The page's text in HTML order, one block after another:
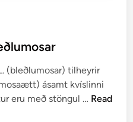
(bleðlumosar) tilheyrir
ásamt kvíslinni
eru með stöngul … J
Read